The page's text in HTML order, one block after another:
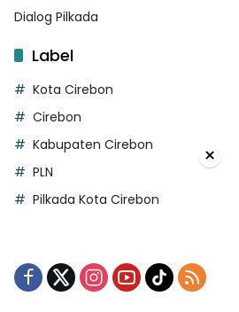
Dialog Pilkada
Label
Kota Cirebon
Cirebon
Kabupaten Cirebon
PLN
Pilkada Kota Cirebon
×